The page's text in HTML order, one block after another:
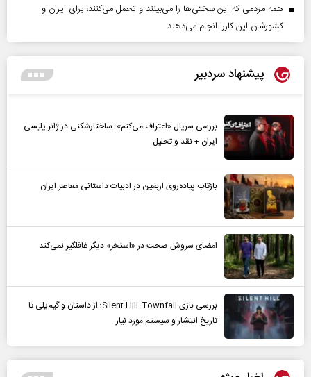
همه مردمی که این سختی‌ها را می‌بینند و تحمل می‌کنند، برای ایران و
کشورشان این کاررا انجام می‌دهند
پیشنهاد سردبیر
بررسی سریال «اعتراف می‌کنم»؛ ساختارشکنی در ژانر پلیسی
ایران + نقد و تحلیل
بازتاب پیاده‌روی اربعین در ادبیات داستانی معاصر ایران
امضای سروش صحت در «استخر» دیگر غافلگیر نمی‌کند
بررسی بازی Silent Hill: Townfall؛ از داستان و گیم‌پلی تا
تاریخ انتشار و سیستم مورد نیاز